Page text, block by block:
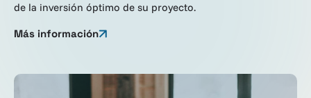
de la inversión óptimo de su proyecto.
Más información